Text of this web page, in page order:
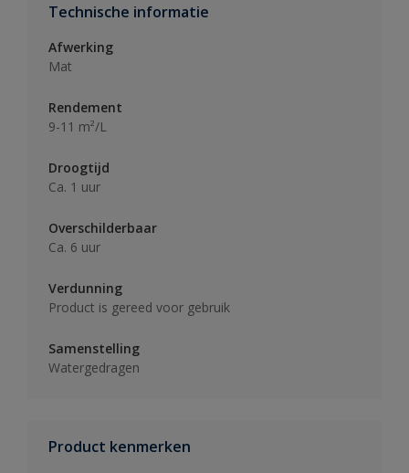
Technische informatie
Afwerking
Mat
Rendement
9-11 m²/L
Droogtijd
Ca. 1 uur
Overschilderbaar
Ca. 6 uur
Verdunning
Product is gereed voor gebruik
Samenstelling
Watergedragen
Product kenmerken